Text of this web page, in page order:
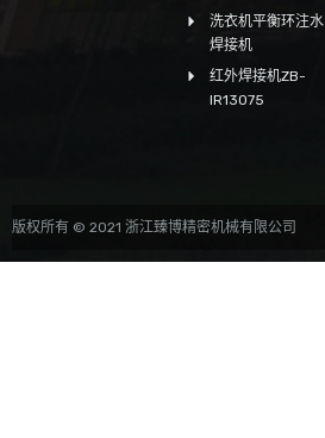
洗衣机平衡环注水
焊接机
红外焊接机ZB-
IR13075
版权所有 © 2021 浙江臻博精密机械有限公司